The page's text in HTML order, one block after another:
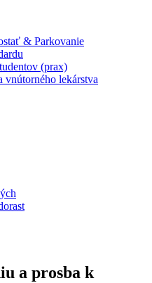
& Parkovanie
(prax)
vnútorného lekárstva
a prosba k